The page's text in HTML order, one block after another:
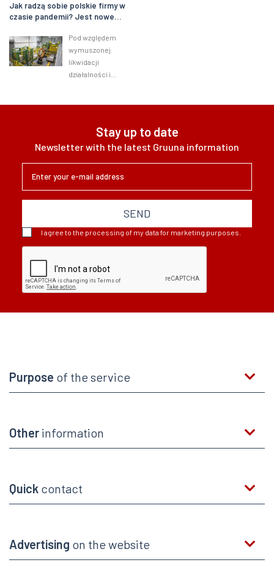
osiąganie
przychodów. Aby
móc zarabiać,
konieczne jest
jednak
Jak radzą sobie polskie firmy w
czasie pandemii? Jest nowe
Pod względem
wymuszonej
likwidacji
działalności i
światowa średnia
- wynika z
Facebooka,
Stay up to date
Newsletter with the latest Gruuna information
SEND
I agree to the processing of my data for marketing purposes.
Purpose of the service
Other information
Quick contact
Advertising on the website